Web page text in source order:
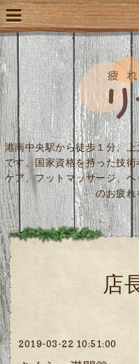
港南中央駅から徒歩１分、
です。国家資格を持った技
ケア、フットマッサージ、
のお疲れ
店
2019-03-22 10:51:00